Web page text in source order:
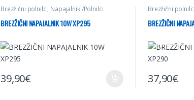
Brezžični polnilci, Napajalniki/Polnilci
BREZŽIČNI NAPAJALNIK 10W XP295
39,90€
Brezžični polnilci
BREZŽIČNI
37,90€